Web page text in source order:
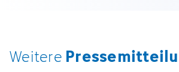
Weitere